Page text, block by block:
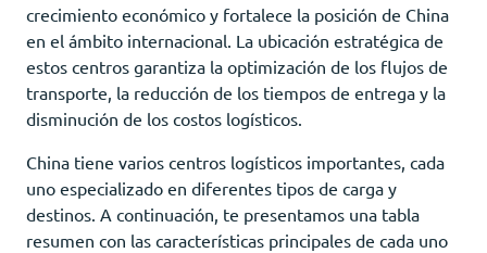
crecimiento económico y fortalece la posición de China
en el ámbito internacional. La ubicación estratégica de
estos centros garantiza la optimización de los flujos de
transporte, la reducción de los tiempos de entrega y la
disminución de los costos logísticos.
China tiene varios centros logísticos importantes, cada
uno especializado en diferentes tipos de carga y
destinos. A continuación, te presentamos una tabla
resumen con las características principales de cada uno